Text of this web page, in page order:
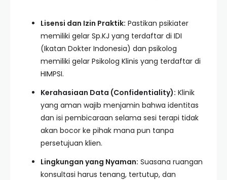
Lisensi dan Izin Praktik: Pastikan psikiater
memiliki gelar Sp.KJ yang terdaftar di IDI
(Ikatan Dokter Indonesia) dan psikolog
memiliki gelar Psikolog Klinis yang terdaftar di
HIMPSI.
Kerahasiaan Data (Confidentiality): Klinik
yang aman wajib menjamin bahwa identitas
dan isi pembicaraan selama sesi terapi tidak
akan bocor ke pihak mana pun tanpa
persetujuan klien.
Lingkungan yang Nyaman: Suasana ruangan
konsultasi harus tenang, tertutup, dan